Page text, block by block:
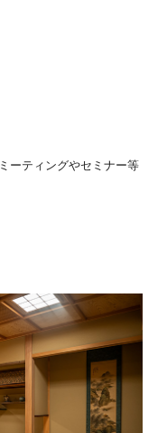
ーティングやセミナー等